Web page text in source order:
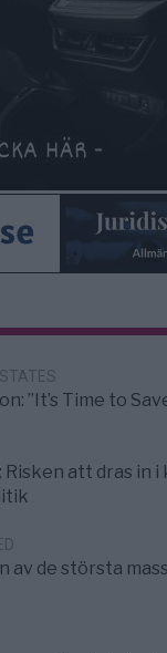
STATES
”It’s Time to
Risken att dras in
av de största